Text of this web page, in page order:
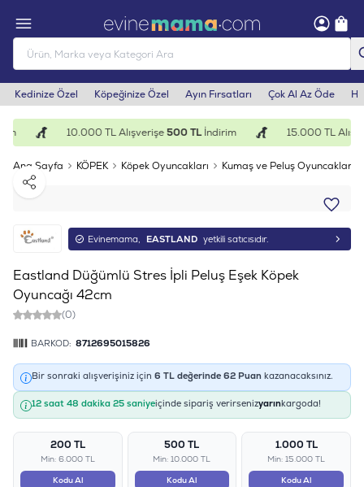
Kedinize Özel Köpeğinize Özel Ayın Fırsatları Çok Al Az Öde
10.000 TL Alışverişe500 TLİndirim 15.000 TL
Ana Sayfa KÖPEK Köpek Oyuncakları
Kumaş ve Peluş Oyuncaklar
Paylaş
Evinemama, EASTLAND yetkili satıcısıdır.
Eastland Düğümlü Stres İpli Peluş Eşek Köpek
Oyuncağı 42cm
(0)
BARKOD: 8712695015826
Bir sonraki alışverişiniz için 6 TL değerinde 62 Puan kazanacaksınız.
12 saat 48 dakika 25 saniyeiçinde sipariş verirsenizyarınkargoda!
200 TL
Min: 6.000 TL
Kodu Al
500 TL
Min: 10.000 TL
Kodu Al
1.000 TL
Min: 15.000 TL
Kodu Al